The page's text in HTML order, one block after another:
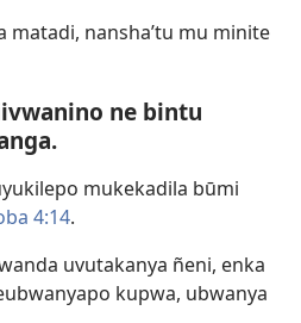
matadi, nansha’tu mu minite
ne bintu
mukekadila būmi
4:14.
uvutakanya ñeni, enka
kupwa, ubwanya